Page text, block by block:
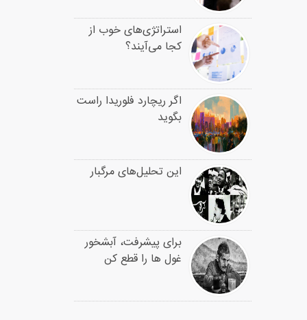
استراتژی‌های خوب از
کجا می‌آیند؟
اگر ریچارد فلوریدا راست
بگوید
این تحلیل‌های مرگبار
برای پیشرفت، آبشخور
غول ها را قطع کن